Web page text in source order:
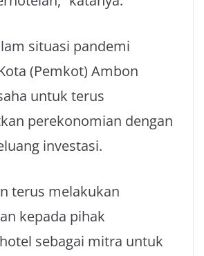
situasi pandemi
(Pemkot) Ambon
untuk terus
perekonomian dengan
investasi.
terus melakukan
kepada pihak
sebagai mitra untuk